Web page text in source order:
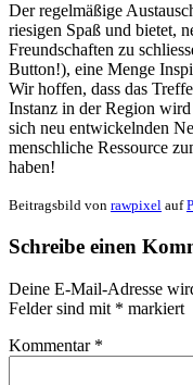
Der regelmäßige
riesigen Spaß und bietet,
Freundschaften zu
Button!), eine Menge
Wir hoffen, dass das
Instanz in der Region
sich neu entwickelnden
menschliche Ressource
haben!
Beitragsbild von rawpixel auf
Schreibe einen
Deine E-Mail-Adresse
Felder sind mit * markiert
Kommentar *